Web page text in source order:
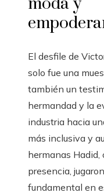
El desfile de
solo fue una
también un
hermandad y la
industria hacia
más inclusiva y
hermanas Hadid,
presencia,
fundamental en